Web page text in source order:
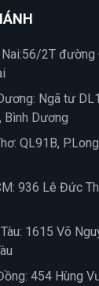
2T đường
Ngã tư
Bình Dương
QL91B,
936 Lê Đức
1615 Võ
454 Hùng